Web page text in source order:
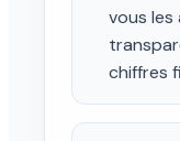
vous
chiffres